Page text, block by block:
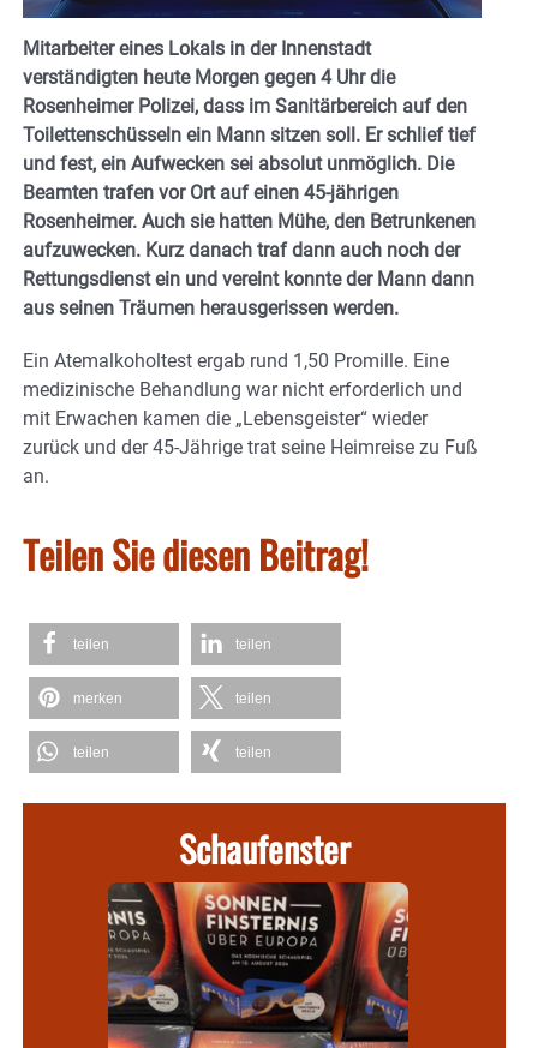
Mitarbeiter eines Lokals in der Innenstadt
verständigten heute Morgen gegen 4 Uhr die
Rosenheimer Polizei, dass im Sanitärbereich auf den
Toilettenschüsseln ein Mann sitzen soll. Er schlief tief
und fest, ein Aufwecken sei absolut unmöglich. Die
Beamten trafen vor Ort auf einen 45-jährigen
Rosenheimer. Auch sie hatten Mühe, den Betrunkenen
aufzuwecken. Kurz danach traf dann auch noch der
Rettungsdienst ein und vereint konnte der Mann dann
aus seinen Träumen herausgerissen werden.
Ein Atemalkoholtest ergab rund 1,50 Promille. Eine
medizinische Behandlung war nicht erforderlich und
mit Erwachen kamen die „Lebensgeister“ wieder
zurück und der 45-Jährige trat seine Heimreise zu Fuß
an.
Teilen Sie diesen Beitrag!
teilen teilen
merken teilen
teilen teilen
Schaufenster